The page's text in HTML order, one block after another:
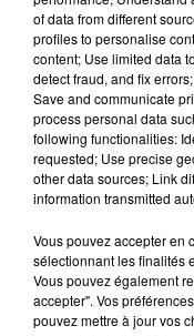
mardi-27-
of data from different
profiles to personalise
content; Use limited data
detect fraud, and fix
Save and communicate
process personal data
following functionalities:
requested; Use precise
other data sources; Link
information transmitted
Vous pouvez accepter en
sélectionnant les finalités
Vous pouvez également
accepter". Vos
pouvez mettre à jour vos